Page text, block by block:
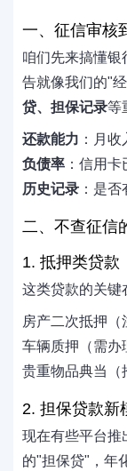
一、征信审核
咱们先来搞懂银
告就像我们的"
贷、担保记录等
还款能力 ：月
负债率 ：信用
历史记录 ：是
二、不查征信
1. 抵押类贷款
这类贷款的关键
房产二次抵押（
车辆质押（需办
贵重物品典当（
2. 担保贷款新
现在有些平台推
的"担保贷"，年